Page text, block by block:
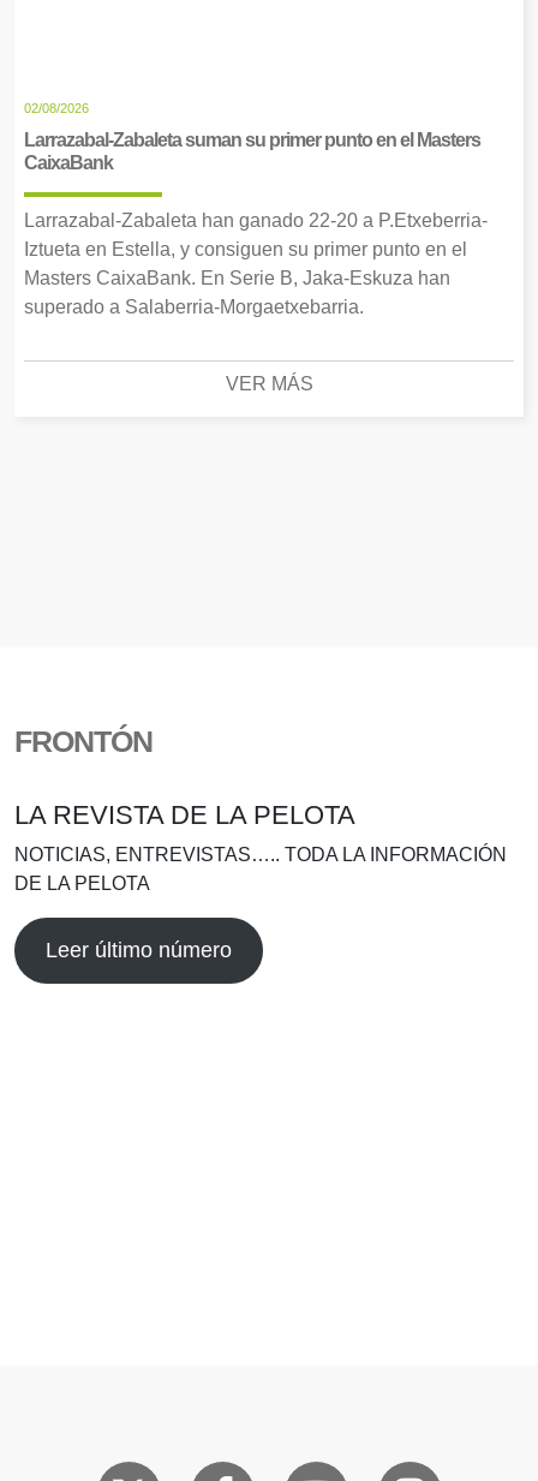
02/08/2026
Larrazabal-Zabaleta suman su primer punto en el Masters
CaixaBank
Larrazabal-Zabaleta han ganado 22-20 a P.Etxeberria-
Iztueta en Estella, y consiguen su primer punto en el
Masters CaixaBank. En Serie B, Jaka-Eskuza han
superado a Salaberria-Morgaetxebarria.
VER MÁS
FRONTÓN
LA REVISTA DE LA PELOTA
NOTICIAS, ENTREVISTAS….. TODA LA INFORMACIÓN
DE LA PELOTA
Leer último número